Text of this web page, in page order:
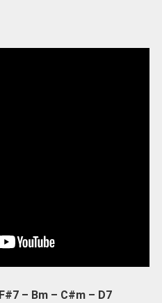
– Bm – C#m – D7